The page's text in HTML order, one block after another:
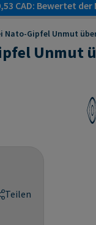
CAD: Bewertet
Nato-Gipfel Unmut
Unmut
Teilen